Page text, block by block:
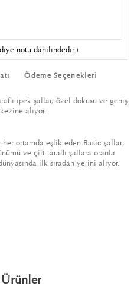
notu dahilindedir.)
Ödeme Seçenekleri
ipek şallar, özel dokusu ve geniş
alıyor.
ortamda eşlik eden Basic şallar;
ve çift taraflı şallara oranla
ilk sıradan yerini alıyor.